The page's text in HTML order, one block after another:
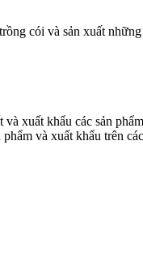
cói và sản xuất những
xuất khẩu các sản
và xuất khẩu trên